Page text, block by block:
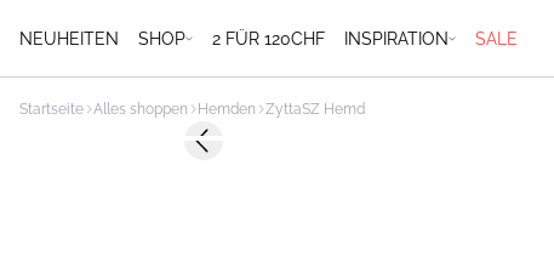
NEUHEITEN SHOP 2 FÜR 120CHF INSPIRATION SALE
Startseite Alles shoppen Hemden ZyttaSZ Hemd
-40%Previous slide